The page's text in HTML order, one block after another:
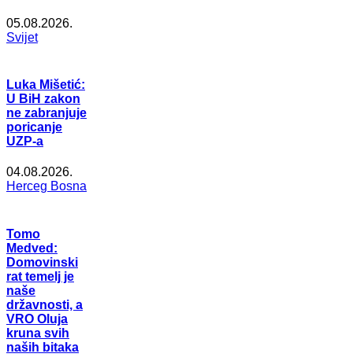
05.08.2026.
Svijet
Luka Mišetić:
U BiH zakon
ne zabranjuje
poricanje
UZP-a
04.08.2026.
Herceg Bosna
Tomo
Medved:
Domovinski
rat temelj je
naše
državnosti, a
VRO Oluja
kruna svih
naših bitaka